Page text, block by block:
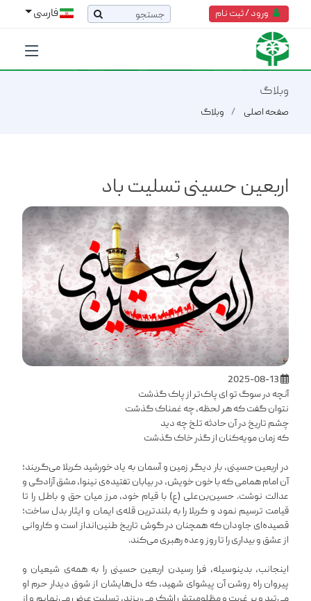
ورود / ثبت نام فارسی
وبلاگ
صفحه اصلی وبلاگ
اربعین حسینی تسلیت باد
آنچه در سوگ تو ای پاک‌تر از پاک گذشت
نتوان گفت که هر لحظه، چه غمناک گذشت
چشم تاریخ در آن حادثه تلخ چه دید
که زمان مویه‌کنان از گذر خاک گذشت
در اربعین حسینی، بار دیگر زمین و آسمان به یاد خورشید کربلا می‌گریند؛
آن امام همامی که با خون خویش، در بیابان تفتیده‌ی نینوا، مشق آزادگی و
عدالت نوشت. حسین‌بن‌علی (ع) با قیام خود، مرز میان حق و باطل را تا
قیامت ترسیم نمود و کربلا را به بلندترین قله‌ی ایمان و ایثار بدل ساخت؛
قصیده‌ای جاودان که همچنان در گوش تاریخ طنین‌انداز است و کاروانی
از عشق و بیداری را تا روز وعده رهبری می‌کند.
اینجانب، بدینوسیله، فرا رسیدن اربعین حسینی را به همه‌ی شیعیان و
پیروان راه روشن آن پیشوای شهید، که دل‌هایشان از شوق دیدار حرم او